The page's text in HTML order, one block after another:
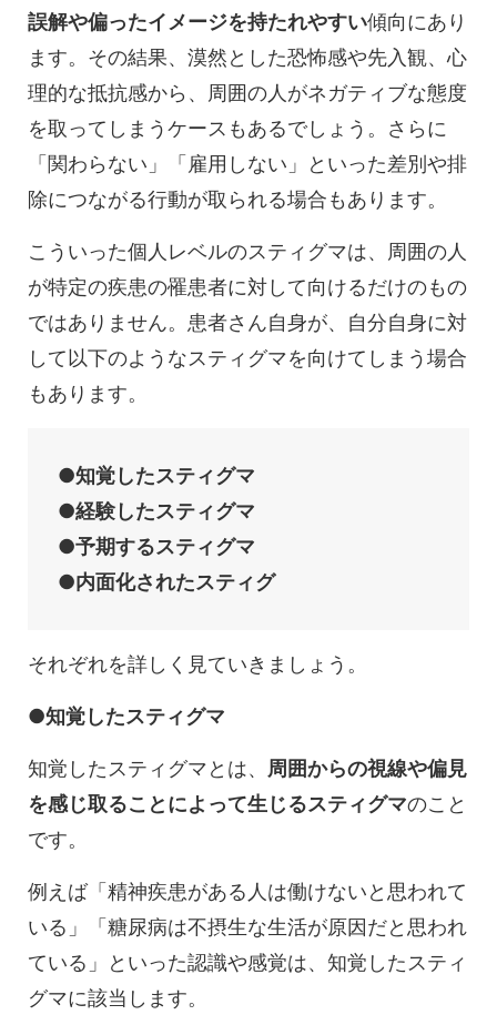
誤解や偏ったイメージを持たれやすい傾向にあり
ます。その結果、漠然とした恐怖感や先入観、心
理的な抵抗感から、周囲の人がネガティブな態度
を取ってしまうケースもあるでしょう。さらに
「関わらない」「雇用しない」といった差別や排
除につながる行動が取られる場合もあります。
こういった個人レベルのスティグマは、周囲の人
が特定の疾患の罹患者に対して向けるだけのもの
ではありません。患者さん自身が、自分自身に対
して以下のようなスティグマを向けてしまう場合
もあります。
●知覚したスティグマ
●経験したスティグマ
●予期するスティグマ
●内面化されたスティグ
それぞれを詳しく見ていきましょう。
●知覚したスティグマ
知覚したスティグマとは、 周囲からの視線や偏見
を感じ取ることによって生じるスティグマのこと
です。
例えば「精神疾患がある人は働けないと思われて
いる」「糖尿病は不摂生な生活が原因だと思われ
ている」といった認識や感覚は、知覚したスティ
グマに該当します。